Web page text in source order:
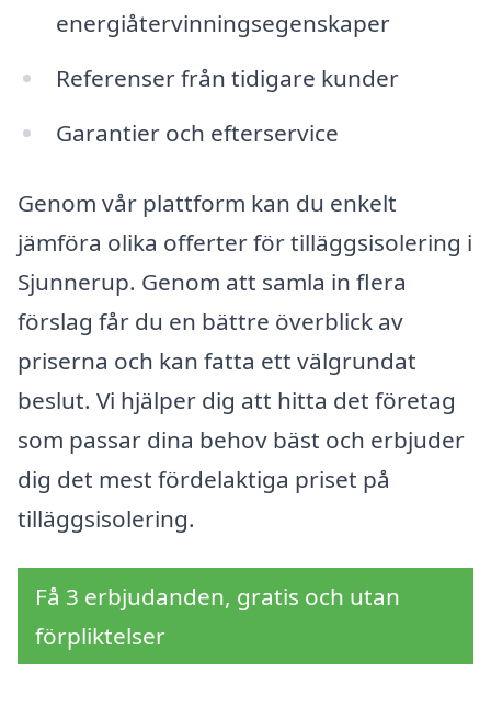
energiåtervinningsegenskaper
Referenser från tidigare kunder
Garantier och efterservice
Genom vår plattform kan du enkelt
jämföra olika offerter för tilläggsisolering i
Sjunnerup. Genom att samla in flera
förslag får du en bättre överblick av
priserna och kan fatta ett välgrundat
beslut. Vi hjälper dig att hitta det företag
som passar dina behov bäst och erbjuder
dig det mest fördelaktiga priset på
tilläggsisolering.
Få 3 erbjudanden, gratis och utan
förpliktelser